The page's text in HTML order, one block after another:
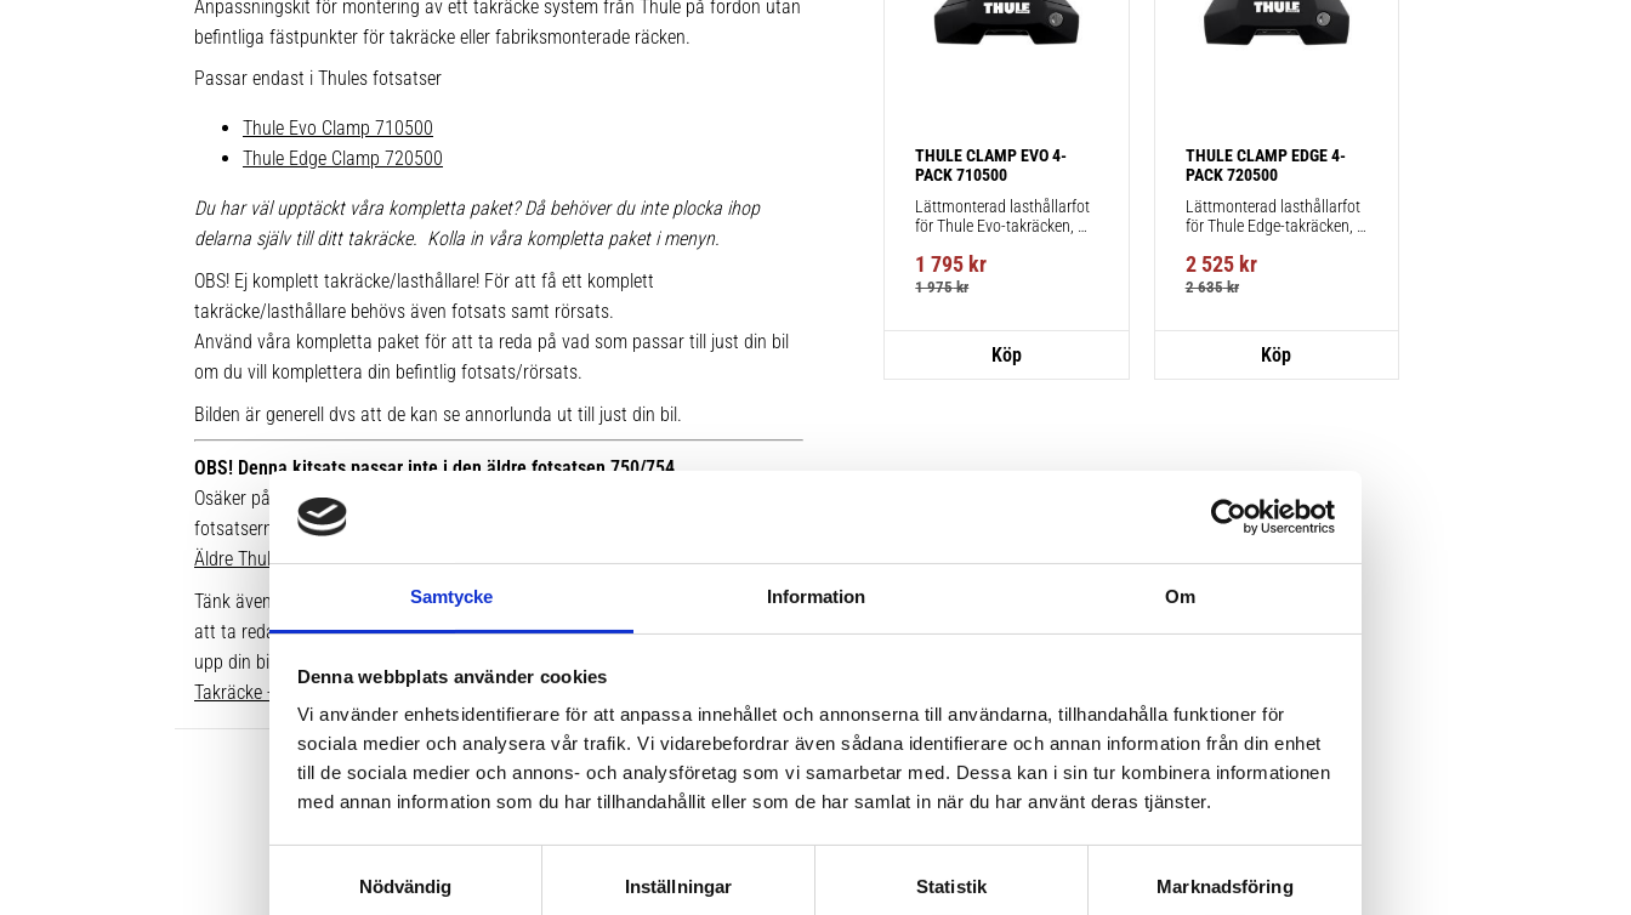
Samtycke Information Om
Denna webbplats använder cookies
Vi använder enhetsidentifierare för att anpassa innehållet och annonserna till användarna, tillhandahålla funktioner för
sociala medier och analysera vår trafik. Vi vidarebefordrar även sådana identifierare och annan information från din enhet
till de sociala medier och annons- och analysföretag som vi samarbetar med. Dessa kan i sin tur kombinera informationen
med annan information som du har tillhandahållit eller som de har samlat in när du har använt deras tjänster.
Nödvändig Inställningar Statistik Marknadsföring
Anpassningskit för montering av ett takräcke system från Thule på fordon utan
befintliga fästpunkter för takräcke eller fabriksmonterade räcken.
Passar endast i Thules fotsatser
Thule Evo Clamp 710500
Thule Edge Clamp 720500
Du har väl upptäckt våra kompletta paket? Då behöver du inte plocka ihop
delarna själv till ditt takräcke. Kolla in våra kompletta paket i menyn.
OBS! Ej komplett takräcke/lasthållare! För att få ett komplett
takräcke/lasthållare behövs även fotsats samt rörsats.
Använd våra kompletta paket för att ta reda på vad som passar till just din bil
om du vill komplettera din befintlig fotsats/rörsats.
Bilden är generell dvs att de kan se annorlunda ut till just din bil.
OBS! Denna kitsats passar inte i den äldre fotsatsen 750/754.
Osäker på vilken fot du har sedan tidigare? Här kan du se bilder på de äldre
fotsatserna:
Äldre Thule fotsatser som inte går att komplettera med nya kitsatser >>
Tänk även på att dina rör över taket behöver vara i rätt längd. Enklaste sättet
att ta reda på vilken längd du ska ha är att gå till våra kompletta paket, leta
upp din bil. Där ser du enkelt vilken längd som passar.
Takräcke - kompletta paket >>
THULE CLAMP EVO 4-
PACK 710500
Lättmonterad lasthållarfot
för Thule Evo-takräcken,
fästpunkter för takräcke
eller fabriksmonterade
1 795 kr
1 975kr
THULE CLAMP EDGE 4-
PACK 720500
Lättmonterad lasthållarfot
för Thule Edge-takräcken,
fästpunkter för takräcke
eller fabriksmonterade
2 525kr
2 635kr